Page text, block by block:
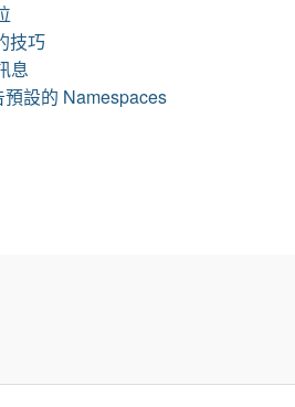
技巧
息
設的 Namespaces